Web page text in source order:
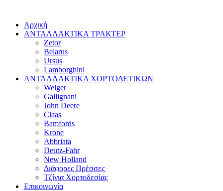
Αρχική
ΑΝΤΑΛΛΑΚΤΙΚΑ ΤΡΑΚΤΕΡ
Zetor
Belarus
Ursus
Lamborghini
ΑΝΤΑΛΛΑΚΤΙΚΑ ΧΟΡΤΟΔΕΤΙΚΩΝ
Welger
Gallignani
John Deere
Claas
Bamfords
Krone
Abbriata
Deutz-Fahr
New Holland
Διάφορες Πρέσσες
Τζίνια Χορτοδεσίας
Επικοινωνία